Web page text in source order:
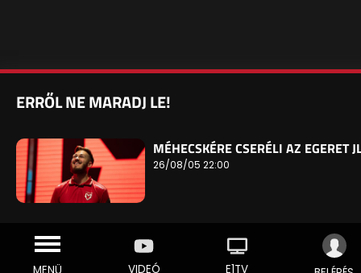
VIDEÓ E1TV
ERRŐL NE MARADJ LE!
MÉHECSKÉRE CSERÉLI AZ EGERET
26/08/05 22:00